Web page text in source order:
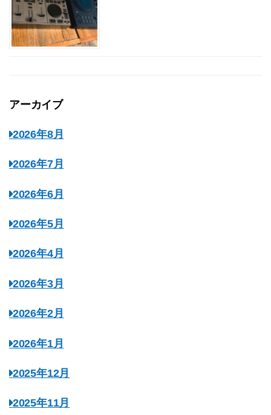
アーカイブ
2026年8月
2026年7月
2026年6月
2026年5月
2026年4月
2026年3月
2026年2月
2026年1月
2025年12月
2025年11月